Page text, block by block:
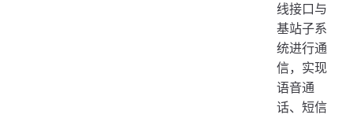
线接口与
基站子系
统进行通
信，实现
语音通
话、短信